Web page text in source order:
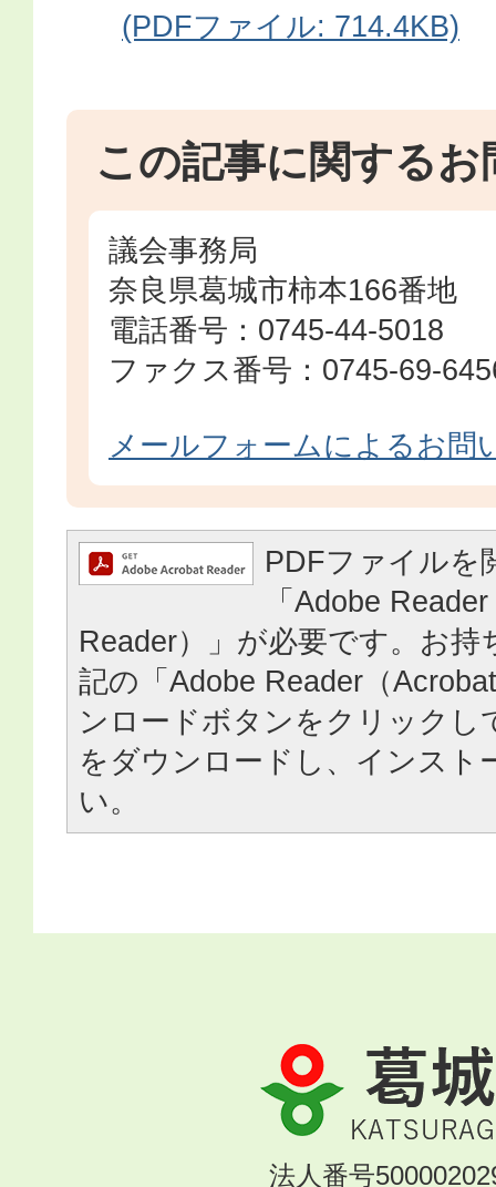
(PDFファイル: 714.4KB)
この記事に関するお
議会事務局
奈良県葛城市柿本166番地
電話番号：0745-44-5018
ファクス番号：0745-69-
メールフォームによるお問
PDFファイルを
「Adobe
Reader）」が必要です。お持
記の「Adobe Reader（
ンロードボタンをクリックし
をダウンロードし、インスト
い。
葛
城
市
KATSURAGI
法人番号